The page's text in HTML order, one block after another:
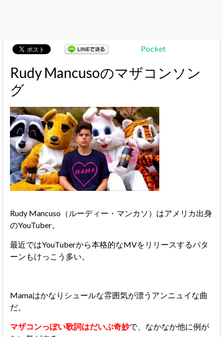
Pocket
Rudy Mancusoのマザコンソン
グ
Rudy Mancuso（ルーディー・マンカソ）はアメリカ出身
のYouTuber。
最近ではYouTuberから本格的なMVをリリースするパタ
ーンもけっこう多い。
Mamaはかなりシュールな雰囲気が漂うアンニュイな曲
だ。
マザコンっぽい歌詞はだいぶ奇妙で、なかなか他に例が